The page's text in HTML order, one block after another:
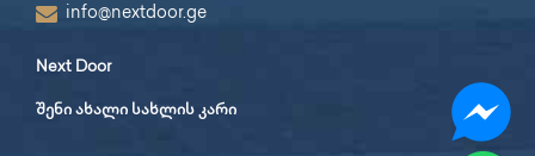
info@nextdoor.ge
Next Door
შენი ახალი სახლის კარი